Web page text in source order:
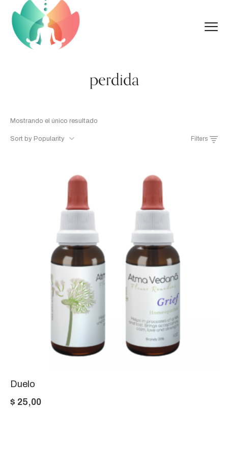
perdida
Mostrando el único resultado
Sort by Popularity Filters
Duelo
$ 25,00